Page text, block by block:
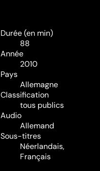
Durée (en min)
88
Année
2010
Pays
Allemagne
Classification
tous publics
Audio
Allemand
Sous-titres
Néerlandais,
Français